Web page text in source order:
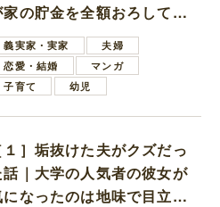
家の貯金を全額おろしてほ
いと言ってきた
義実家・実家
夫婦
恋愛・結婚
マンガ
子育て
幼児
１］垢抜けた夫がクズだっ
話｜大学の人気者の彼女が
になったのは地味で目立た